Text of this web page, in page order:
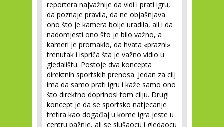
reportera najvažnije da vidi i prati igru,
da poznaje pravila, da ne objašnjava
ono što je kamera bolje uradila, ali i da
nadomjesti ono što je bilo važno, a
kameri je promaklo, da hvata «prazni»
trenutak i ispriča šta je važno vidio u
gledalištu. Postoje dva koncepta
direktnih sportskih prenosa. Jedan za cilj
ima da samo prati igru i kaže samo ono
što direktno doprinosi tom cilju. Drugi
koncept je da se sportsko natjecanje
tretira kao događaj u kome igra jeste u
centru pažnje, ali se slušaocu i gledaocu